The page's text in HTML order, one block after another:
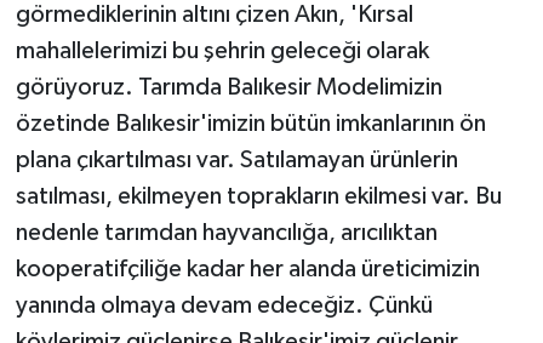
görmediklerinin altını çizen Akın, 'Kırsal
mahallelerimizi bu şehrin geleceği olarak
görüyoruz. Tarımda Balıkesir Modelimizin
özetinde Balıkesir'imizin bütün imkanlarının ön
plana çıkartılması var. Satılamayan ürünlerin
satılması, ekilmeyen toprakların ekilmesi var. Bu
nedenle tarımdan hayvancılığa, arıcılıktan
kooperatifçiliğe kadar her alanda üreticimizin
yanında olmaya devam edeceğiz. Çünkü